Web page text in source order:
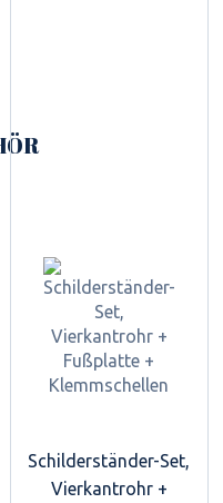
Schilderständer-Set,
Vierkantrohr +